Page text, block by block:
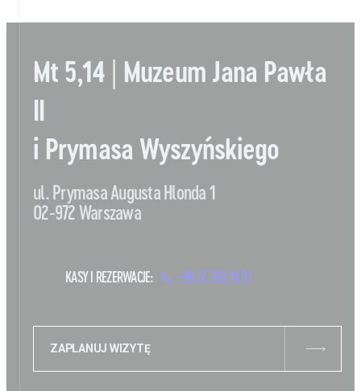
Mt 5,14 | Muzeum Jana Pawła
i Prymasa Wyszyńskiego
ul. Prymasa Augusta Hlonda 1
02-972 Warszawa
KASY I REZERWACJE: +48 22 308 14 91
ZAPLANUJ WIZYTĘ